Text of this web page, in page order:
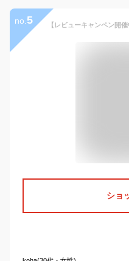
no. 5
ショ